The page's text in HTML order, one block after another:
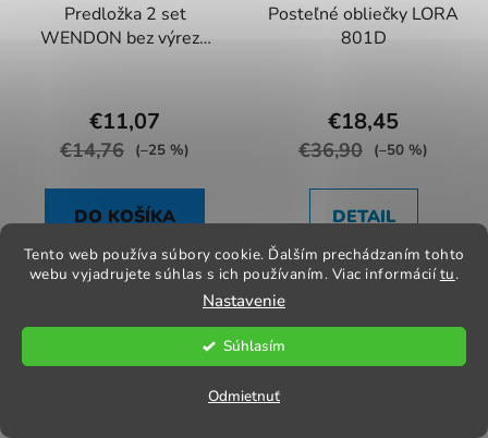
Tento web používa súbory cookie. Ďalším prechádzaním tohto
webu vyjadrujete súhlas s ich používaním. Viac informáciítu.
Nastavenie
Odmietnuť
Súhlasím
Predložka 2 set
WENDON bez výrezu
€11,07
€14,76 (–25 %)
DO KOŠÍKA
Posteľné obliečky LORA
801D
€18,45
€36,90 (–50 %)
DETAIL
1x 140x220 + 1x 70x90 cm
AKCIA AKCIA